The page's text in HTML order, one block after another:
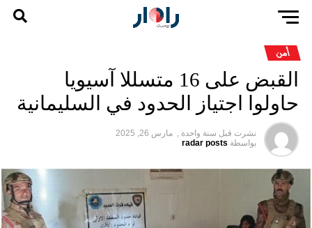
أمن
القبض على 16 متسللا آسيويا
حاولوا اجتياز الحدود في السليمانية
نشرت قبل سنة واحدة , مارس 26, 2025
بواسطة radar posts